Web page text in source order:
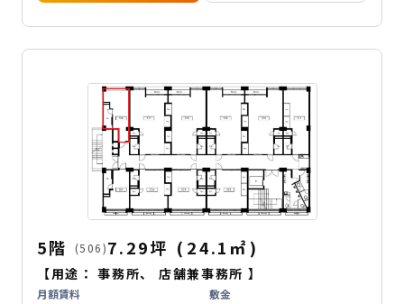
5階 (506)7.29坪 ( 24.1 ㎡ )
【用途：事務所、 店舗兼事務所 】
月額賃料
敷金